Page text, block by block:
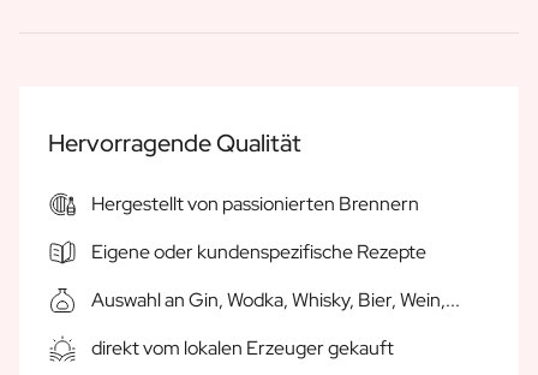
Hochzeitseinladung
Hochzeits Danke Geschenke
Herzlichen Glückwunsch zu Ihrem Hochzeitsgeschenk
Tischanordnung
Bericht über ein Geschenk
Rubbellos-Geschenk
Hervorragende Qualität
Hergestellt von passionierten Brennern
Eigene oder kundenspezifische Rezepte
Auswahl an Gin, Wodka, Whisky, Bier, Wein,...
direkt vom lokalen Erzeuger gekauft